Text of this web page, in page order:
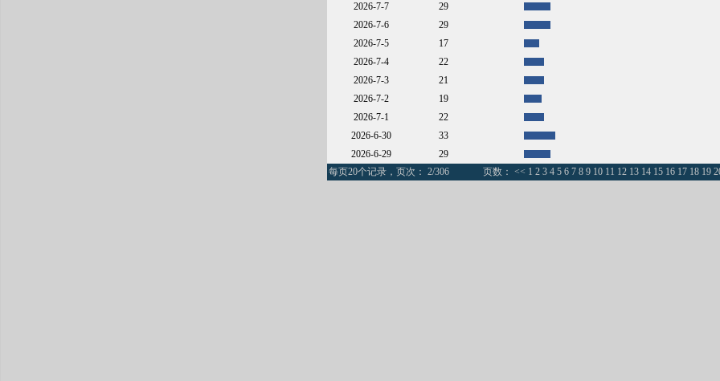
2026-7-7
29
2026-7-6
29
2026-7-5
17
2026-7-4
22
2026-7-3
21
2026-7-2
19
2026-7-1
22
2026-6-30
33
2026-6-29
29
每页20个记录，页次： 2/306
页数： << 1 2 3 4 5 6 7 8 9 10 11 12 13 14 15 16 17 18 19